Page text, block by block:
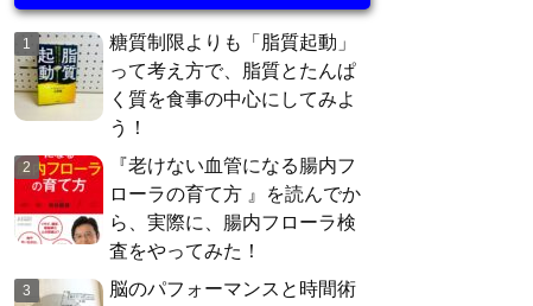
糖質制限よりも「脂質起動」
って考え方で、脂質とたんぱ
く質を食事の中心にしてみよ
う！
『老けない血管になる腸内フ
ローラの育て方 』を読んでか
ら、実際に、腸内フローラ検
査をやってみた！
脳のパフォーマンスと時間術